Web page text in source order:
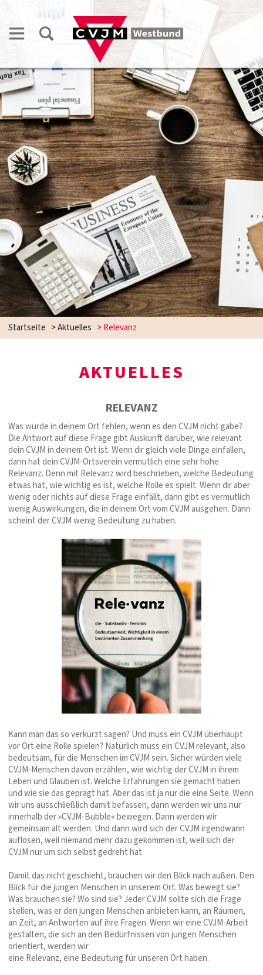
Startseite >Aktuelles >Relevanz
AKTUELLES
RELEVANZ
Was würde in deinem Ort fehlen, wenn es den CVJM nicht gäbe?
Die Antwort auf diese Frage gibt Auskunft darüber, wie relevant
dein CVJM in deinem Ort ist. Wenn dir gleich viele Dinge einfallen,
dann hat dein CVJM-Ortsverein vermutlich eine sehr hohe
Relevanz. Denn mit Relevanz wird beschrieben, welche Bedeutung
etwas hat, wie wichtig es ist, welche Rolle es spielt. Wenn dir aber
wenig oder nichts auf diese Frage einfällt, dann gibt es vermutlich
wenig Auswirkungen, die in deinem Ort vom CVJM ausgehen. Dann
scheint der CVJM wenig Bedeutung zu haben.
Kann man das so verkürzt sagen? Und muss ein CVJM überhaupt
vor Ort eine Rolle spielen? Natürlich muss ein CVJM relevant, also
bedeutsam, für die Menschen im CVJM sein. Sicher würden viele
CVJM-Menschen davon erzählen, wie wichtig der CVJM in ihrem
Leben und Glauben ist. Welche Erfahrungen sie gemacht haben
und wie sie das geprägt hat. Aber das ist ja nur die eine Seite. Wenn
wir uns ausschließlich damit befassen, dann werden wir uns nur
innerhalb der »CVJM-Bubble« bewegen. Dann werden wir
gemeinsam alt werden. Und dann wird sich der CVJM irgendwann
auflösen, weil niemand mehr dazu gekommen ist, weil sich der
CVJM nur um sich selbst gedreht hat.
Damit das nicht geschieht, brauchen wir den Blick nach außen. Den
Blick für die jungen Menschen in unserem Ort. Was bewegt sie?
Was brauchen sie? Wo sind sie? Jeder CVJM sollte sich die Frage
stellen, was er den jungen Menschen anbieten kann, an Räumen,
an Zeit, an Antworten auf ihre Fragen. Wenn wir eine CVJM-Arbeit
gestalten, die sich an den Bedürfnissen von jungen Menschen
orientiert, werden wir
eine Relevanz, eine Bedeutung für unseren Ort haben.